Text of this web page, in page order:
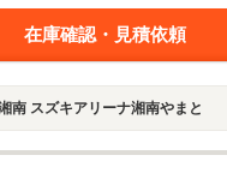
在庫確認・見積依頼
南 スズキアリーナ湘南やまと